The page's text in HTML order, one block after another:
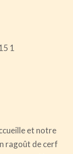
et notre
ragoût de cerf